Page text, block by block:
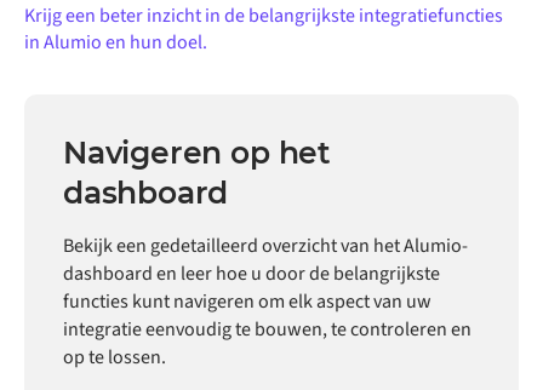
Krijg een beter inzicht in de belangrijkste integratiefuncties
in Alumio en hun doel.
Navigeren op het
dashboard
Bekijk een gedetailleerd overzicht van het Alumio-
dashboard en leer hoe u door de belangrijkste
functies kunt navigeren om elk aspect van uw
integratie eenvoudig te bouwen, te controleren en
op te lossen.